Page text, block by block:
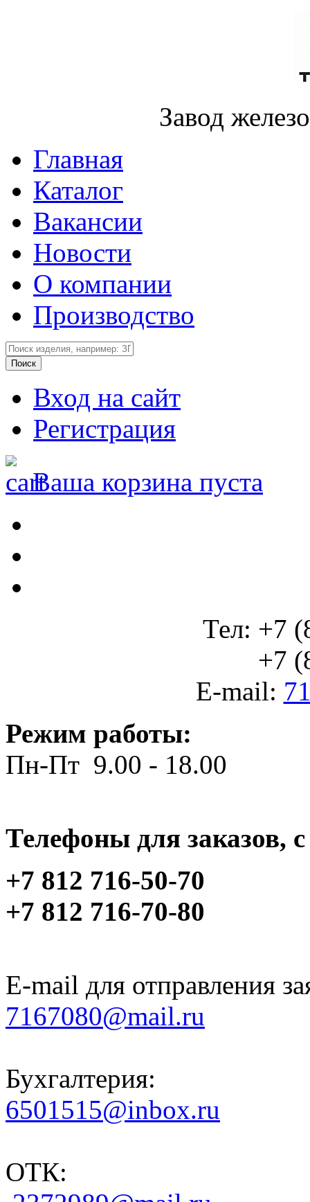
Завод
Главная
Каталог
Вакансии
Новости
О компании
Производство
Вход на сайт
Регистрация
Ваша корзина пуста
Тел: +7
+7
E-mail:
Режим работы:
Пн-Пт 9.00 - 18.00
Телефоны для заказов,
+7 812 716-50-70
+7 812 716-70-80
E-mail для отправления
7167080@mail.ru
Бухгалтерия:
6501515@inbox.ru
ОТК: